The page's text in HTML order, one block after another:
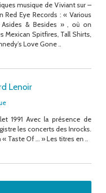
musique de Viviant sur –
Eye Records : « Various
& Besides » , où on
Spitfires, Tall Shirts,
Love Gone ..
Lenoir
1991 Avec la présence de
les concerts des Inrocks.
Taste Of … » Les titres en ..